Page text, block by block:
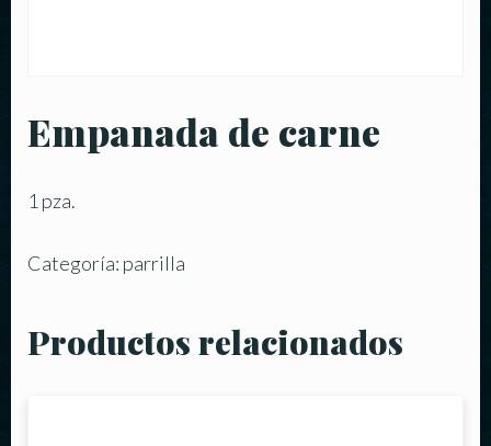
Empanada de carne
1 pza.
Categoría: parrilla
Productos relacionados